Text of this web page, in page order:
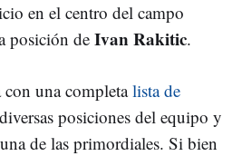
en el centro del campo
posición de Ivan Rakitic.
con una completalista de
posiciones del equipo y
de las primordiales. Si bien